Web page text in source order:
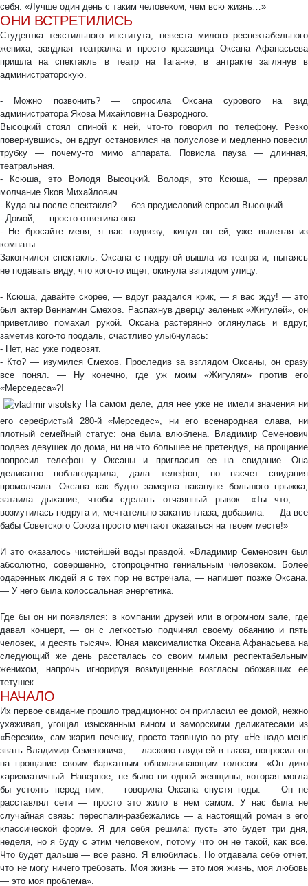
себя: «Лучше один день с таким человеком, чем всю жизнь…»
ОНИ ВСТРЕТИЛИСЬ
Студентка текстильного института, невеста милого респектабельного
жениха, заядлая театралка и просто красавица Оксана Афанасьева
пришла на спектакль в театр на Таганке, в антракте заглянув в
администраторскую.
- Можно позвонить? — спросила Оксана сурового на вид
администратора Якова Михайловича Безродного.
Высоцкий стоял спиной к ней, что-то говорил по телефону. Резко
повернувшись, он вдруг остановился на полуслове и медленно повесил
трубку — почему-то мимо аппарата. Повисла пауза — длинная,
театральная.
- Ксюша, это Володя Высоцкий. Володя, это Ксюша, — прервал
молчание Яков Михайлович.
- Куда вы после спектакля? — без предисловий спросил Высоцкий.
- Домой, — просто ответила она.
- Не бросайте меня, я вас подвезу, -кинул он ей, уже вылетая из
комнаты.
Закончился спектакль. Оксана с подругой вышла из театра и, пытаясь
не подавать виду, что кого-то ищет, окинула взглядом улицу.
- Ксюша, давайте скорее, — вдруг раздался крик, — я вас жду! — это
был актер Вениамин Смехов. Распахнув дверцу зеленых «Жигулей», он
приветливо помахал рукой. Оксана растерянно оглянулась и вдруг,
заметив кого-то поодаль, счастливо улыбнулась:
- Нет, нас уже подвозят.
- Кто? — изумился Смехов. Проследив за взглядом Оксаны, он сразу
все понял. — Ну конечно, где уж моим «Жигулям» против его
«Мерседеса»?!
На самом деле, для нее уже не имели значения ни
его серебристый 280-й «Мерседес», ни его всенародная слава, ни
плотный семейный статус: она была влюблена. Владимир Семенович
подвез девушек до дома, ни на что большее не претендуя, на прощание
попросил телефон у Оксаны и пригласил ее на свидание. Она
деликатно поблагодарила, дала телефон, но насчет свидания
промолчала. Оксана как будто замерла накануне большого прыжка,
затаила дыхание, чтобы сделать отчаянный рывок. «Ты что, —
возмутилась подруга и, мечтательно закатив глаза, добавила: — Да все
бабы Советского Союза просто мечтают оказаться на твоем месте!»
И это оказалось чистейшей воды правдой. «Владимир Семенович был
абсолютно, совершенно, стопроцентно гениальным человеком. Более
одаренных людей я с тех пор не встречала, — напишет позже Оксана.
— У него была колоссальная энергетика.
Где бы он ни появлялся: в компании друзей или в огромном зале, где
давал концерт, — он с легкостью подчинял своему обаянию и пять
человек, и десять тысяч». Юная максималистка Оксана Афанасьева на
следующий же день рассталась со своим милым респектабельным
женихом, напрочь игнорируя возмущенные возгласы обожавших ее
тетушек.
НАЧАЛО
Их первое свидание прошло традиционно: он пригласил ее домой, нежно
ухаживал, угощал изысканным вином и заморскими деликатесами из
«Березки», сам жарил печенку, просто таявшую во рту. «Не надо меня
звать Владимир Семенович», — ласково глядя ей в глаза; попросил он
на прощание своим бархатным обволакивающим голосом. «Он дико
харизматичный. Наверное, не было ни одной женщины, которая могла
бы устоять перед ним, — говорила Оксана спустя годы. — Он не
расставлял сети — просто это жило в нем самом. У нас была не
случайная связь: переспали-разбежались — а настоящий роман в его
классической форме. Я для себя решила: пусть это будет три дня,
неделя, но я буду с этим человеком, потому что он не такой, как все.
Что будет дальше — все равно. Я влюбилась. Но отдавала себе отчет,
что не могу ничего требовать. Моя жизнь — это моя жизнь, моя любовь
— это моя проблема».